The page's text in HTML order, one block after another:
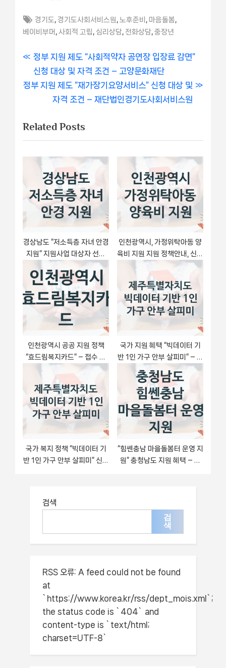
Tags:
경기도 경기도사회서비스원 노후준비 ,마음돌봄
베이비부머
사회적 고립 심리상담 전화상담 중장년
글
내
게
이
P
r
e
o
u
s
s
정부 지원 제도 “사회적약자 공연장 입장료 감면”
신청 대상 및 자격 조건 – 고양문화재단
N
t
P
o
정부 지원 제도 “재가장기요양서비스” 신청 대상 및
자격 조건 – 재단법인경기도사회서비스원
Related Posts
경상남도 “저소득층 자녀 안경
지원” 지원사업 대상자 선정
기준 및 서류 준비
인천광역시, 가정위탁아동 양
육비 지원 지원 정책안내, 신청
자격 조건과 구비 서류
인천광역시 공공 지원 정책
“효드림복지카드” – 접수 방
법 및 지원 한도
국가 지원 혜택 “빅데이터 기
반 1인 가구 안부 살피미” – 제
주특별자치도 자격 요건과 신
청 방법
국가 복지 정책 “빅데이터 기
반 1인 가구 안부 살피미” 신청
“힘쎈충남 마을돌봄터 운영 지
원” 충청남도 지원 혜택 – 일
검색
검
색
RSS 오류: A feed could not be found
at
`https://www.korea.kr/rss/dept_mois.xml`;
the status code is `404` and
content-type is `text/html;
charset=UTF-8`